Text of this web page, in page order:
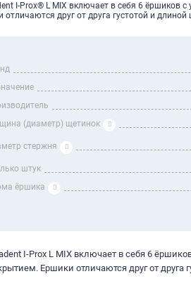
I-Prox® L MIX включает в себя 6 ёршиков
друг от друга густотой и
(диаметр) щетинок
стержня
штук
ёршика
I-Prox L MIX включает в себя 6
Ершики отличаются друг от друга